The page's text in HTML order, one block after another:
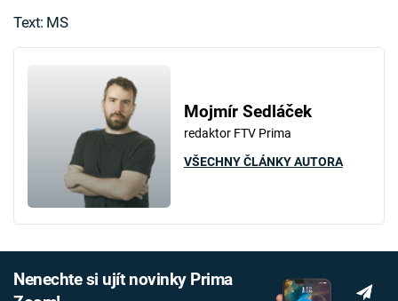
Text: MS
Mojmír Sedláček
redaktor FTV Prima
VŠECHNY ČLÁNKY AUTORA
Nenechte si ujít novinky Prima